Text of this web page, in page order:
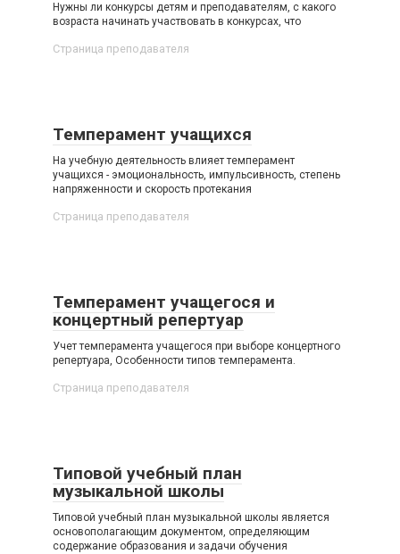
Нужны ли конкурсы детям и преподавателям, с какого
возраста начинать участвовать в конкурсах, что
Страница преподавателя
Темперамент учащихся
На учебную деятельность влияет темперамент
учащихся - эмоциональность, импульсивность, степень
напряженности и скорость протекания
Страница преподавателя
Темперамент учащегося и
концертный репертуар
Учет темперамента учащегося при выборе концертного
репертуара, Особенности типов темперамента.
Страница преподавателя
Типовой учебный план
музыкальной школы
Типовой учебный план музыкальной школы является
основополагающим документом, определяющим
содержание образования и задачи обучения